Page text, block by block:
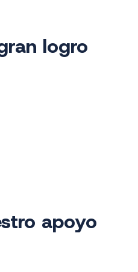
logro
apoyo